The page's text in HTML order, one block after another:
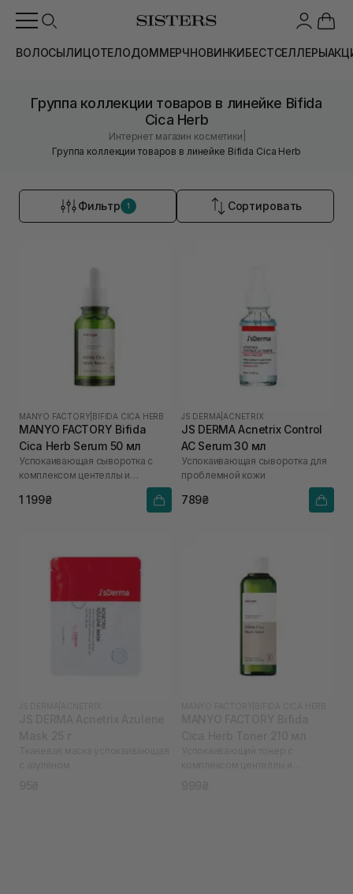
ВОЛОСЫЛИЦОТЕЛОДОММЕРЧНОВИНКИБЕСТСЕЛЛЕРЫ
Группа коллекции товаров в линейке Bifida
Cica Herb
Интернет магазин косметики
Группа коллекции товаров в линейке Bifida Cica Herb
Фильтр 1 Сортировать
MANYO FACTORY BIFIDA CICA HERB
MANYO FACTORY Bifida
Cica Herb Serum 50 мл
Успокаивающая сыворотка с
комплексом центеллы и
бифидобактериями Bifida Cica
Herb Serum 50 ml
1 199₴
JS DERMA ACNETRIX
JS DERMA Acnetrix Control
AC Serum 30 мл
Успокаивающая сыворотка для
проблемной кожи
789₴